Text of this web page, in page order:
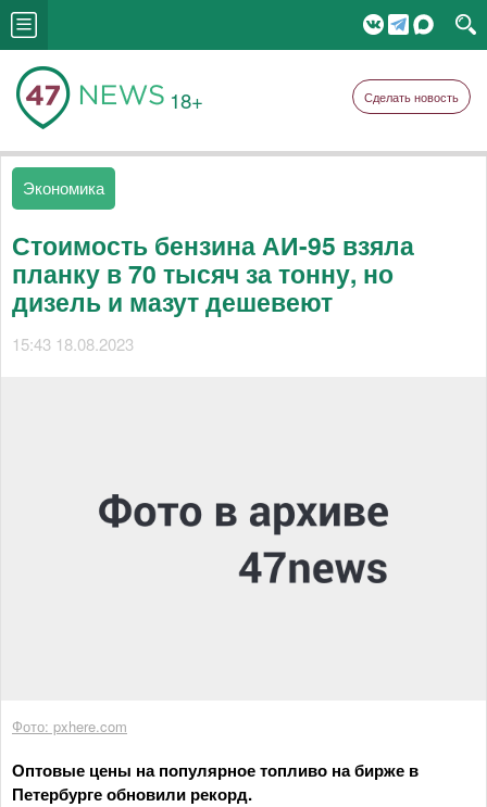
18+ Сделать новость
Экономика
Стоимость бензина АИ-95 взяла
планку в 70 тысяч за тонну, но
дизель и мазут дешевеют
15:43 18.08.2023
Фото: pxhere.com
Оптовые цены на популярное топливо на бирже в
Петербурге обновили рекорд.